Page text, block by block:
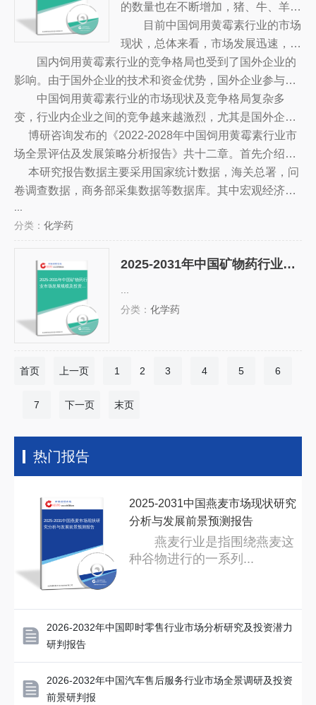
的数量也在不断增加，猪、牛、羊、
鸡等家畜的饲养量也在不断增加。饲
用黄霉素是一种广泛应用于家畜饲料
中的抗菌药物，它能有效抗霉菌、黄
色葡萄球菌和厌氧菌等细菌，以保护
家畜免受细菌感染的侵害，改善家畜
饲养质量，提高畜牧业的效益。
目前中国饲用黄霉素行业的市场
现状，总体来看，市场发展迅速，但
竞争格局仍处于较为混乱的状态。在
企业规模方面，大中型企业的数量相
对较少，但大企业的市场份额也在不
断提高，中小企业的市场份额也在不
断减少，竞争格局越来越集中。在市
场份额方面，江苏和山东省的市场份
额达到了40%以上，占全国饲用黄霉
素市场份额的比重最大，表明这两个
国内饲用黄霉素行业的竞争格局也受到了国外企业的
影响。由于国外企业的技术和资金优势，国外企业参与了
中国市场，他们拥有较为优质的产品，价格也较低，而且
其技术研发能力也较强，这使得国外企业有竞争优势，从
而影响了国内企业的竞争格局。
中国饲用黄霉素行业的市场现状及竞争格局复杂多
变，行业内企业之间的竞争越来越激烈，尤其是国外企业
的参与，更使行业的竞争格局更为混乱。因此，企业应该
建立完善的经营模式，开发优质的产品，提高市场竞争
力，才能在激烈的市场竞争中获得更大的发展空间。
博研咨询发布的《2022-2028年中国饲用黄霉素行业市
场全景评估及发展策略分析报告》共十二章。首先介绍了
饲用黄霉素行业市场发展环境、饲用黄霉素整体运行态势
等，接着分析了饲用黄霉素行业市场运行的现状，然后介
绍了饲用黄霉素市场竞争格局。随后，报告对饲用黄霉素
做了重点企业经营状况分析，最后分析了饲用黄霉素行业
的了解或者想投资饲用黄霉素行业，本报告是您不可或缺
的重要工具。
本研究报告数据主要采用国家统计数据，海关总署，问
卷调查数据，商务部采集数据等数据库。其中宏观经济数
据主要来自国家统计局，部分行业统计数据主要来自国家
统计局及市场调研数据，企业数据主要来自于国统计局规
各类市场监测数据库。
分类： 化学药
2025-2031年中国矿物药行
业市场发展规模及投资机
2025-2031年中国矿物药行业市场发展规模及投资机会分析报告
分类： 化学药
首页 上一页 1 2 3 4 5 6
7 下一页 末页
热门报告
2025-2031中国燕麦市场现状研
究分析与发展前景预测报告
2025-2031中国燕麦市场现状研究
分析与发展前景预测报告
燕麦行业是指围绕燕麦这
种谷物进行的一系列...
2026-2032年中国即时零售行业市场分析研究及投资潜力
研判报告
2026-2032年中国汽车售后服务行业市场全景调研及投资
前景研判报